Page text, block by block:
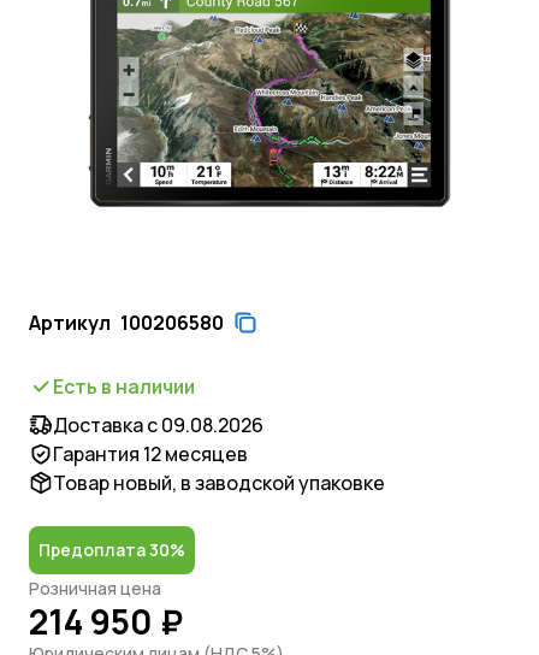
Артикул 100206580
Есть в наличии
Доставка с 09.08.2026
Гарантия 12 месяцев
Товар новый, в заводской упаковке
Предоплата 30%
Розничная цена
214 950 ₽